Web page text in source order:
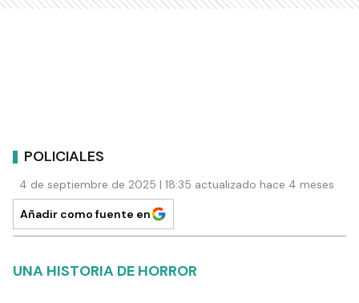
POLICIALES
4 de septiembre de 2025 | 18:35 actualizado hace 4 meses
Añadir como fuente en
UNA HISTORIA DE HORROR